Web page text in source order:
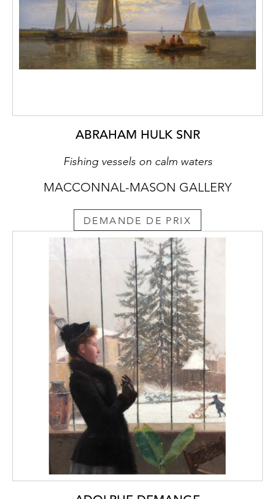
ABRAHAM HULK SNR
Fishing vessels on calm waters
MACCONNAL-MASON GALLERY
DEMANDE DE PRIX